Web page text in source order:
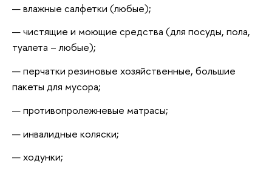
влажные салфетки (любые);
чистящие и моющие средства (для посуды, пола,
туалета – любые);
перчатки резиновые хозяйственные, большие
пакеты для мусора;
противопролежневые матрасы;
инвалидные коляски;
ходунки;